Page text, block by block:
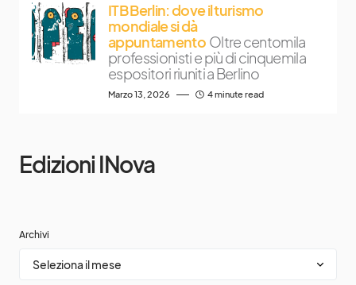
ITB Berlin: dove il turismo
mondiale si dà
appuntamento Oltre centomila
professionisti e più di cinquemila
espositori riuniti a Berlino
Marzo 13, 2026 4 minute read
Edizioni INova
Archivi